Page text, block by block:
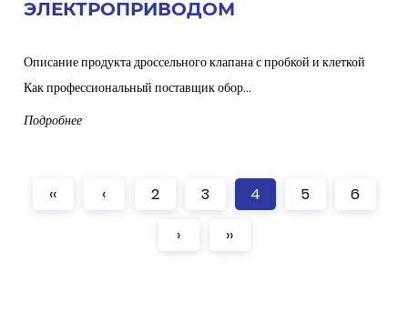
ЭЛЕКТРОПРИВОДОМ
Описание продукта дроссельного клапана с пробкой и клеткой
Как профессиональный поставщик обор...
Подробнее
‹‹ ‹ 2 3 4 5
6
›
››